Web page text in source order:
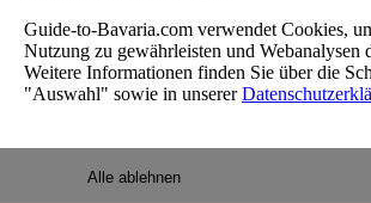
Guide-to-Bavaria.com verwendet Cookies,
Nutzung zu gewährleisten und Webanalysen
Weitere Informationen finden Sie über die
"Auswahl" sowie in unserer
Alle ablehnen